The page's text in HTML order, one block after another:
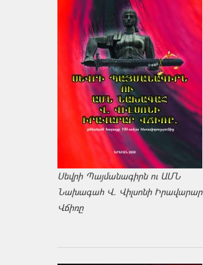
Սեվրի Պայմանագիրն ու ԱՄՆ
Նախագահ Վ. Վիլսոնի Իրավարար
Վճիռը